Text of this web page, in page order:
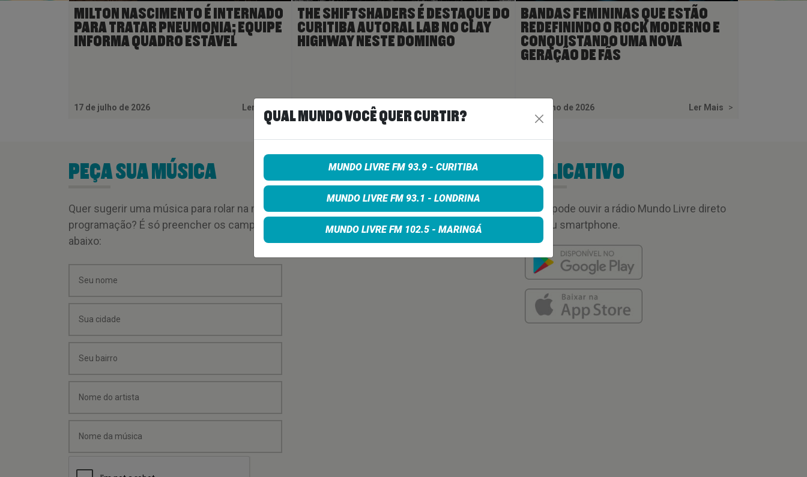
MILTON NASCIMENTO É INTERNADO
PARA TRATAR PNEUMONIA; EQUIPE
INFORMA QUADRO ESTÁVEL
17 de julho de 2026 Ler Mais
THE SHIFTSHADERS É DESTAQUE DO
CURITIBA AUTORAL LAB NO CLAY
HIGHWAY NESTE DOMINGO
18 de junho de 2026
BANDAS FEMININAS QUE ESTÃO
REDEFININDO O ROCK MODERNO E
CONQUISTANDO UMA NOVA
GERAÇÃO DE FÃS
3 de junho de 2026 Ler Mais >
PEÇA SUA MÚSICA
Quer sugerir uma música para rolar na minha
programação? É só preencher os campos
abaixo:
APLICATIVO
Você pode ouvir a rádio Mundo Livre direto
no seu smartphone.
QUAL MUNDO VOCÊ QUER CURTIR?
MUNDO LIVRE FM 93.9 - CURITIBA
MUNDO LIVRE FM 93.1 - LONDRINA
MUNDO LIVRE FM 102.5 - MARINGÁ